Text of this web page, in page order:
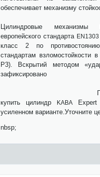
обеспечивает механизму
Цилиндровые механизмы
европейского стандарта EN1303
класс 2 по
стандартам взломостойкости
Р3). Вскрытий методом
При желании Вы
купить цилиндр
KABAExpert
усиленном варианте.Уточните
nbsp;